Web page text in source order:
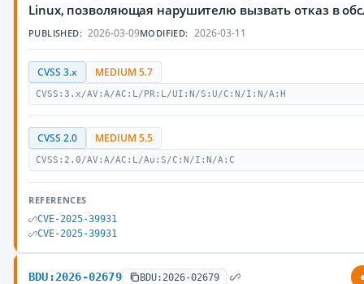
Linux, позволяющая нарушителю вызвать отказ в
PUBLISHED: 2026-03-09MODIFIED: 2026-03-11
CVSS 3.x MEDIUM 5.7
CVSS:3.x/AV:A/AC:L/PR:L/UI:N/S:U/C:N/I:N/A:H
CVSS 2.0 MEDIUM 5.5
CVSS:2.0/AV:A/AC:L/Au:S/C:N/I:N/A:C
REFERENCES
CVE-2025-39931
CVE-2025-39931
BDU:2026-02679 BDU:2026-02679